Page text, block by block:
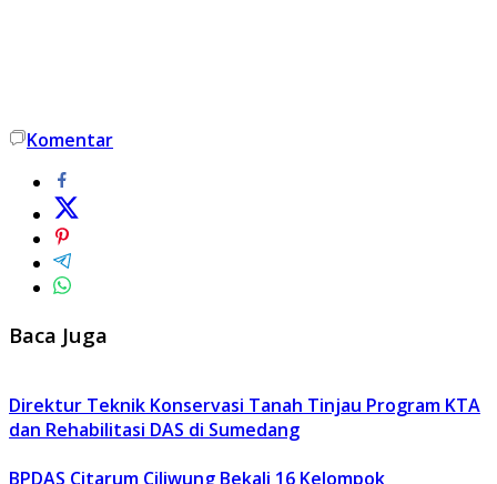
Komentar
Baca Juga
Direktur Teknik Konservasi Tanah Tinjau Program KTA
dan Rehabilitasi DAS di Sumedang
BPDAS Citarum Ciliwung Bekali 16 Kelompok